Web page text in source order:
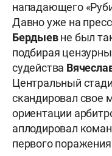
нападающего
Давно уже на
Бердыевне был
подбирая
судейства
Центральный
скандировал свое
ориентации
аплодировал
первого